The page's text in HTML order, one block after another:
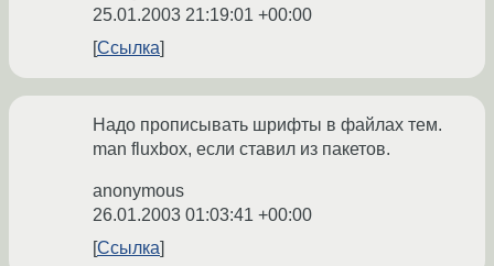
25.01.2003 21:19:01 +00:00
Ссылка
Надо прописывать шрифты в файлах тем.
man fluxbox, если ставил из пакетов.
anonymous
26.01.2003 01:03:41 +00:00
Ссылка